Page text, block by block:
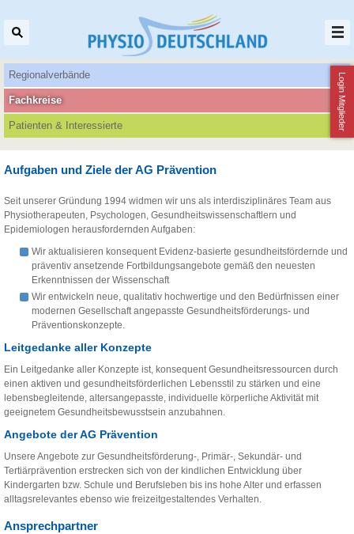
Login Mitglieder
Regionalverbände
Patienten‌ & Interessierte
Fachkreise
Aufgaben und Ziele der AG Prävention
Seit unserer Gründung 1994 widmen wir uns als interdisziplinäres Team aus
Physiotherapeuten, Psychologen, Gesundheitswissenschaftlern und
Epidemiologen herausfordernden Aufgaben:
Wir aktualisieren konsequent Evidenz-basierte gesundheitsfördernde und
präventiv ansetzende Fortbildungsangebote gemäß den neuesten
Erkenntnissen der Wissenschaft
Wir entwickeln neue, qualitativ hochwertige und den Bedürfnissen einer
modernen Gesellschaft angepasste Gesundheitsförderungs- und
Präventionskonzepte.
Leitgedanke aller Konzepte
Ein Leitgedanke aller Konzepte ist, konsequent Gesundheitsressourcen durch
einen aktiven und gesundheitsförderlichen Lebensstil zu stärken und eine
lebensbegleitende, altersangepasste, individuelle körperliche Aktivität mit
geeignetem Gesundheitsbewusstsein anzubahnen.
Angebote der AG Prävention
Unsere Angebote zur Gesundheitsförderung-, Primär-, Sekundär- und
Tertiärprävention erstrecken sich von der kindlichen Entwicklung über
Kindergarten bzw. Schule und Berufsleben bis ins hohe Alter und erfassen
alltagsrelevantes ebenso wie freizeitgestaltendes Verhalten.
Ansprechpartner